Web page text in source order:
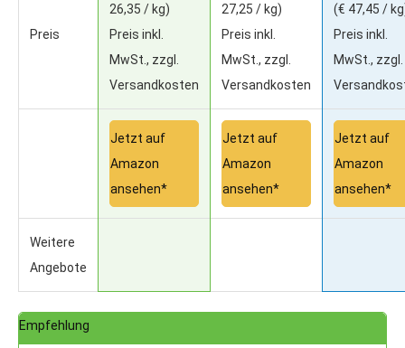
Preis
26,35 / kg)
Preis inkl.
MwSt., zzgl.
Versandkosten
27,25 / kg)
Preis inkl.
MwSt., zzgl.
Versandkosten
(€ 47,45 /
Preis inkl.
MwSt., zzgl.
Jetzt auf
Amazon
ansehen*
Jetzt auf
Amazon
ansehen*
Jetzt auf
Amazon
ansehen*
Weitere
Angebote
Empfehlung